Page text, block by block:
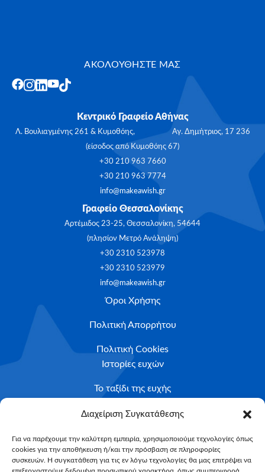
Διαχείριση Συγκατάθεσης
Για να παρέχουμε την καλύτερη εμπειρία, χρησιμοποιούμε τεχνολογίες όπως
cookies για την αποθήκευση ή/και την πρόσβαση σε πληροφορίες
συσκευών. Η συγκατάθεση για τις εν λόγω τεχνολογίες θα μας επιτρέψει να
ΑΚΟΛΟΥΘΗΣΤΕ ΜΑΣ
Κεντρικό Γραφείο Αθήνας
Λ. Βουλιαγμένης 261 & Κυμοθόης, Αγ. Δημήτριος, 17 236
(είσοδος από Κυμοθόης 67)
+30 210 963 7660
+30 210 963 7774
info@makeawish.gr
Γραφείο Θεσσαλονίκης
Αρτέμιδος 23-25, Θεσσαλονίκη, 54644
(πλησίον Μετρό Ανάληψη)
+30 2310 523978
+30 2310 523979
info@makeawish.gr
Όροι Χρήσης
Πολιτική Απορρήτου
Πολιτική Cookies
Ιστορίες ευχών
Το ταξίδι της ευχής
Κριτήρια Καταλληλότητας
Υποβολή Αιτήματος
NEWSLETTER
Email*